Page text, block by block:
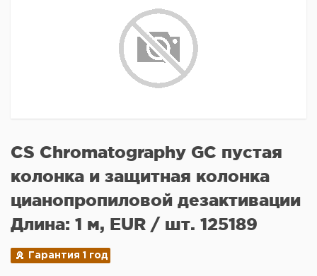
CS Chromatography GC пустая
колонка и защитная колонка
цианопропиловой дезактивации
Длина: 1 м, EUR / шт. 125189
Гарантия 1 год